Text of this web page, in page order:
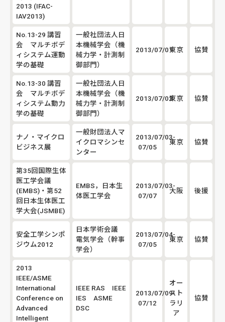
2013 (IFAC-
IAV2013)
No.13-29 講習
会 マルチボデ
ィシステム運動
学の基礎
一般社団法人日
本機械学会（機
械力学・計測制
御部門）
2013/07/01東京 協賛
No.13-30 講習
会 マルチボデ
ィシステム動力
学の基礎
一般社団法人日
本機械学会（機
械力学・計測制
御部門）
2013/07/02東京 協賛
ナノ・マイクロ
ビジネス展
一般財団法人マ
イクロマシンセ
ンター
2013/07/03-
07/05
東京 協賛
第35回国際生体
医工学会議
(EMBS)・第52
回日本生体医工
学大会(JSMBE)
EMBS，日本生
体医工学会
2013/07/03-
07/07
大阪 後援
安全工学シンポ
ジウム2012
日本学術会議
電気学会（幹事
学会）
2013/07/04-
07/05
東京 協賛
2013
IEEE/ASME
International
Conference on
Advanced
Intelligent
IEEE RAS IEEE
IES ASME
DSC
2013/07/09-
07/12
オー
スト
ラリ
ア
協賛